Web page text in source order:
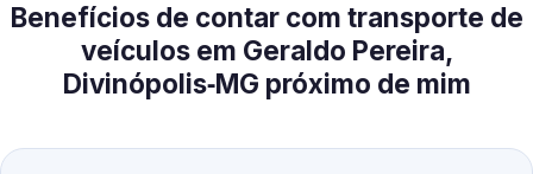
Benefícios de contar com transporte de
veículos em Geraldo Pereira,
Divinópolis‑MG próximo de mim